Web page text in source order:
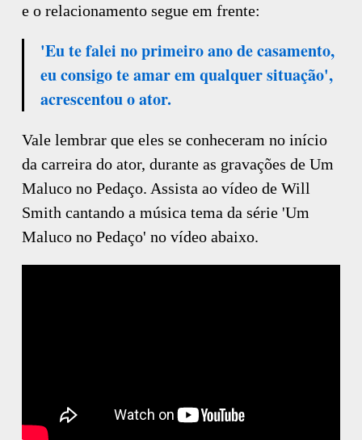
e o relacionamento segue em frente:
'Eu te falei no primeiro ano de casamento,
eu consigo te amar em qualquer situação',
acrescentou o ator.
Vale lembrar que eles se conheceram no início
da carreira do ator, durante as gravações de Um
Maluco no Pedaço. Assista ao vídeo de Will
Smith cantando a música tema da série 'Um
Maluco no Pedaço' no vídeo abaixo.